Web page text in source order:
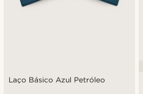
Laço Básico Azul Petróleo